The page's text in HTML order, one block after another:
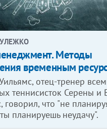
Методы
временным
отец-тренер
теннисисток Серены и
говорил, что "не
планируешь неудачу".